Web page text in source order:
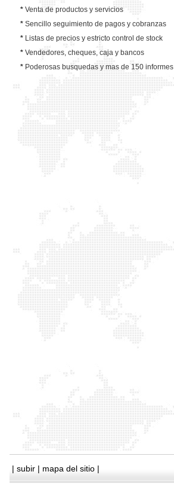
* Venta de productos y servicios
* Sencillo seguimiento de pagos y cobranzas
* Listas de precios y estricto control de stock
* Vendedores, cheques, caja y bancos
* Poderosas busquedas y mas de 150 informes
| subir | mapa del sitio |